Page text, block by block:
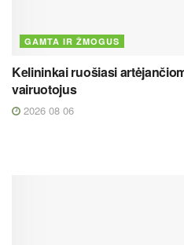
GAMTA IR ŽMOGUS
Kelininkai ruošiasi
vairuotojus
2026 08 06